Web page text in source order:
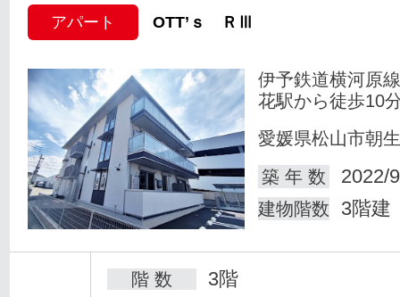
アパート OTT’ｓ ＲⅢ
伊予鉄道横河原
花駅から徒歩10
愛媛県松山市朝
築 年 数
2022/
建物階数 3階建
階 数 3階